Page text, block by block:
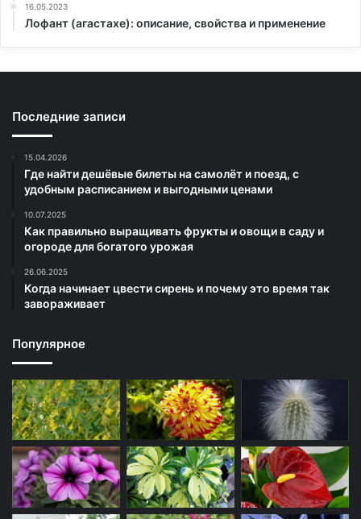
16.05.2023
Лофант (агастахе): описание, свойства и применение
Последние записи
15.04.2026
Где найти дешёвые билеты на самолёт и поезд, с
удобным расписанием и выгодными ценами
10.07.2025
Как правильно выращивать фрукты и овощи в саду и
огороде для богатого урожая
26.06.2025
Когда начинает цвести сирень и почему это время так
завораживает
Популярное